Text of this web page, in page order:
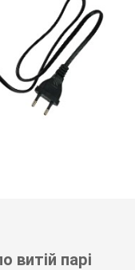
витій парі